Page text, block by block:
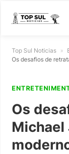
Top Sul Noticias »
Os desafios de
Os
Michael